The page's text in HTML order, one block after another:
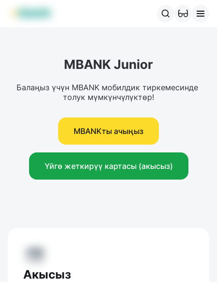
MBANK өнүмдөрү
MBANK Junior
Балаңыз үчүн MBANK мобилдик тиркемесинде
толук мүмкүнчүлүктөр!
MBANKты ачыңыз
Үйгө жеткирүү картасы (акысыз)
Акысыз